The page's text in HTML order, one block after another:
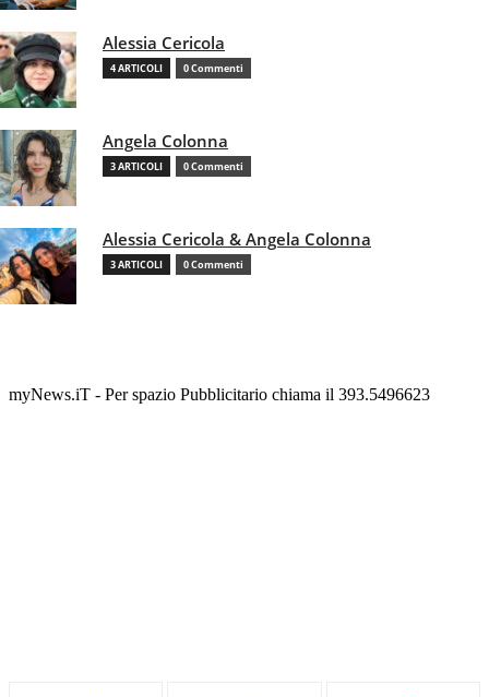
Alessia Cericola
4 ARTICOLI 0 Commenti
Angela Colonna
3 ARTICOLI 0 Commenti
Alessia Cericola & Angela Colonna
3 ARTICOLI 0 Commenti
myNews.iT - Per spazio Pubblicitario chiama il 393.5496623